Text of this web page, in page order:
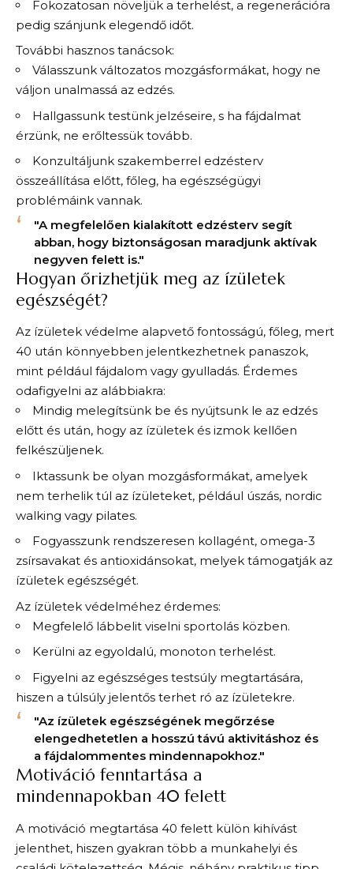
Fokozatosan növeljük a terhelést, a regenerációra
pedig szánjunk elegendő időt.
További hasznos tanácsok:
Válasszunk változatos mozgásformákat, hogy ne
váljon unalmassá az edzés.
Hallgassunk testünk jelzéseire, s ha fájdalmat
érzünk, ne erőltessük tovább.
Konzultáljunk szakemberrel edzésterv
összeállítása előtt, főleg, ha egészségügyi
problémáink vannak.
"A megfelelően kialakított edzésterv segít
abban, hogy biztonságosan maradjunk aktívak
negyven felett is."
Hogyan őrizhetjük meg az ízületek
egészségét?
Az ízületek védelme alapvető fontosságú, főleg, mert
40 után könnyebben jelentkezhetnek panaszok,
mint például fájdalom vagy gyulladás. Érdemes
odafigyelni az alábbiakra:
Mindig melegítsünk be és nyújtsunk le az edzés
előtt és után, hogy az ízületek és izmok kellően
felkészüljenek.
Iktassunk be olyan mozgásformákat, amelyek
nem terhelik túl az ízületeket, például úszás, nordic
walking vagy pilates.
Fogyasszunk rendszeresen kollagént, omega-3
zsírsavakat és antioxidánsokat, melyek támogatják az
ízületek egészségét.
Az ízületek védelméhez érdemes:
Megfelelő lábbelit viselni sportolás közben.
Kerülni az egyoldalú, monoton terhelést.
Figyelni az egészséges testsúly megtartására,
hiszen a túlsúly jelentős terhet ró az ízületekre.
"Az ízületek egészségének megőrzése
elengedhetetlen a hosszú távú aktivitáshoz és
a fájdalommentes mindennapokhoz."
Motiváció fenntartása a
mindennapokban 40 felett
A motiváció megtartása 40 felett külön kihívást
jelenthet, hiszen gyakran több a munkahelyi és